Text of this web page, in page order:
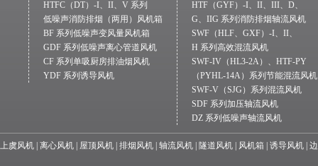
HTFC（DT）-I、II、V 系列
低噪声消防排烟（两用）风机箱
BF 系列低噪声变风量风机箱
GDF 系列低噪声离心管道风机
CF 系列单吸厨房排油烟风机
YDF 系列诱导风机
HTF（GYF）-I、II、III、D、
G、IIG 系列消防排烟轴流风机
SWF（HLF、GXF）-I、II、
H 系列高效混流风机
SWF-IV（HL3-2A）、HTF-PY
（PYHL-14A）系列节能混流风机
SWF-V（SJG）系列混流风机
SDF 系列加压轴流风机
DZ 系列低噪声轴流风机
上虞风机 离心风机 屋顶风机 排烟风机 轴流风机 隧道风机 风机箱 诱导风机